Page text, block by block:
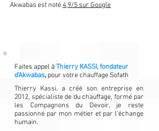
Akwabas est noté4,9/5 sur Google
Faites appel à Thierry KASSI, fondateur
d'Akwabas, pour votre chauffage Sofath
Thierry Kassi, a créé son entreprise en
2012, spécialiste de du chauffage, formé par
les Compagnons du Devoir, je reste
passionné par mon métier et par l'échange
humain.